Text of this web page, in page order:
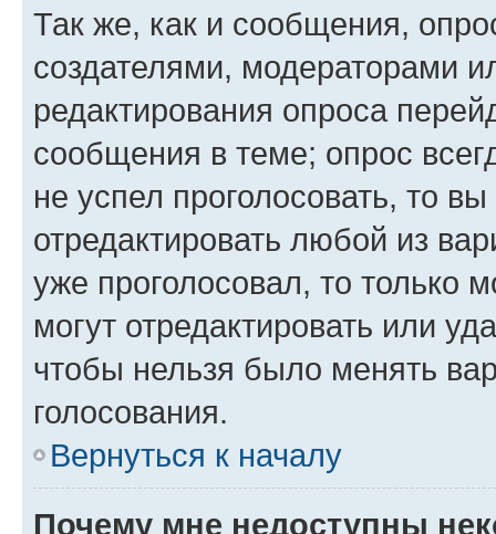
Так же, как и сообщения,
создателями, модераторами
редактирования опроса
сообщения в теме; опрос
не успел проголосовать, то
отредактировать любой из
уже проголосовал, то только
могут отредактировать или
чтобы нельзя было менять
голосования.
Вернуться к началу
Почему мне недоступны